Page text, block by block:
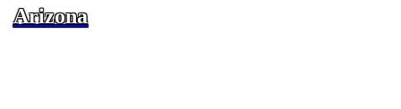
Arizona